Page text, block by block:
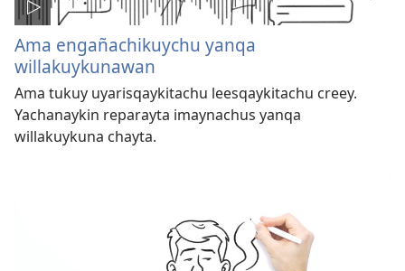
Ama engañachikuychu yanqa
willakuykunawan
Ama tukuy uyarisqaykitachu leesqaykitachu creey.
Yachanaykin reparayta imaynachus yanqa
willakuykuna chayta.